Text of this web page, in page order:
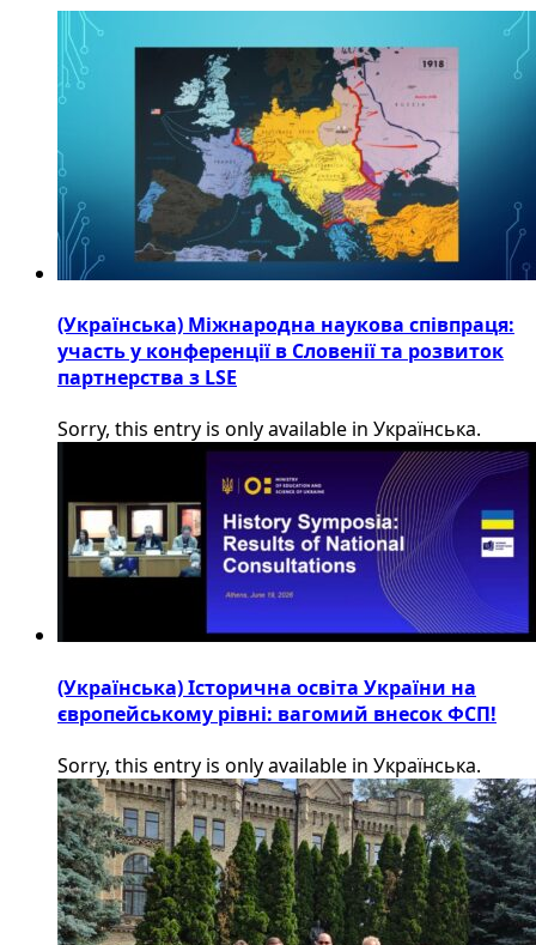
(Українська) Міжнародна наукова співпраця:
участь у конференції в Словенії та розвиток
партнерства з LSE
Sorry, this entry is only available in Українська.
(Українська) Історична освіта України на
європейському рівні: вагомий внесок ФСП!
Sorry, this entry is only available in Українська.